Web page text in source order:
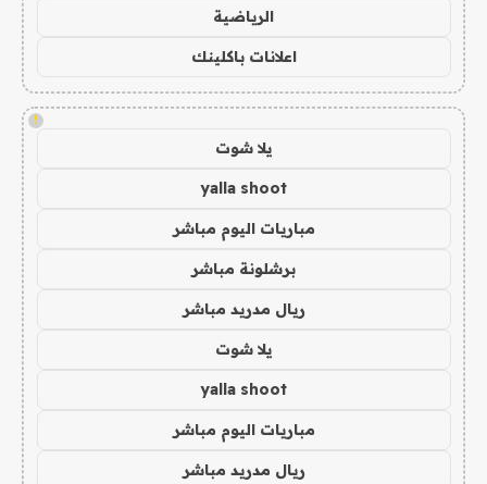
الرياضية
اعلانات باكلينك
!
يلا شوت
yalla shoot
مباريات اليوم مباشر
برشلونة مباشر
ريال مدريد مباشر
يلا شوت
yalla shoot
مباريات اليوم مباشر
ريال مدريد مباشر